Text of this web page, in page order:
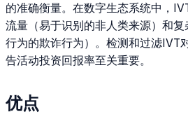
的准确衡量。在数字生态系统中，
流量（易于识别的非人类来源）和
行为的欺诈行为）。检测和过滤IVT
告活动投资回报率至关重要。
优点